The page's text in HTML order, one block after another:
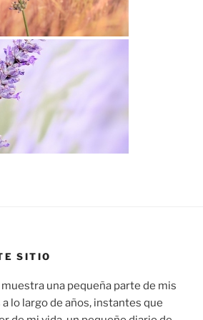
SITIO
una pequeña parte de mis
lo largo de años, instantes que